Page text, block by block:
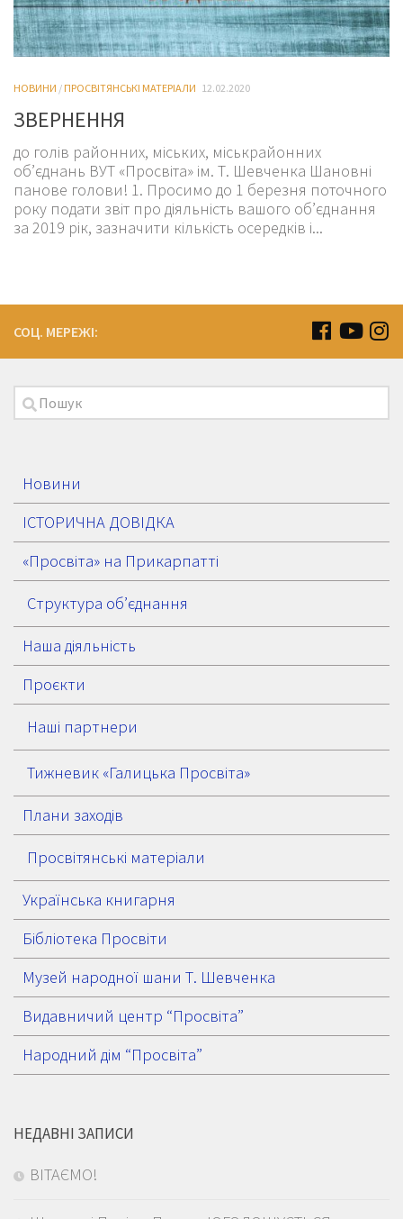
НОВИНИ / ПРОСВІТЯНСЬКІ МАТЕРІАЛИ 12.02.2020
ЗВЕРНЕННЯ
до голів районних, міських, міськрайонних
об’єднань ВУТ «Просвіта» ім. Т. Шевченка Шановні
панове голови! 1. Просимо до 1 березня поточного
року подати звіт про діяльність вашого об’єднання
за 2019 рік, зазначити кількість осередків і...
СОЦ. МЕРЕЖІ:
Новини
ІСТОРИЧНА ДОВІДКА
«Просвіта» на Прикарпатті
Структура об’єднання
Наша діяльність
Проєкти
Наші партнери
Тижневик «Галицька Просвіта»
Плани заходів
Просвітянські матеріали
Українська книгарня
Бібліотека Просвіти
Музей народної шани Т. Шевченка
Видавничий центр “Просвіта”
Народний дім “Просвіта”
НЕДАВНІ ЗАПИСИ
ВІТАЄМО!